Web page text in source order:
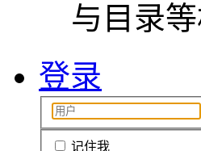
与目录
登录
记住我